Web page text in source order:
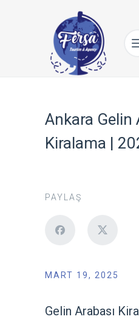
Ankara Gelin
Kiralama |
PAYLAŞ
MART 19, 2025
Gelin Arabası